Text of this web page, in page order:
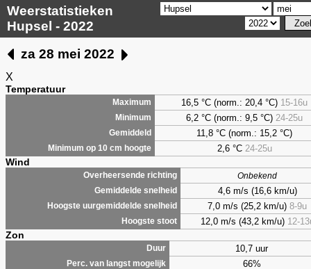
Weerstatistieken
Hupsel - 2022
za 28 mei 2022
X
Temperatuur
Maximum 16,5 °C (norm.: 20,4 °C) 15-16u
Minimum 6,2 °C (norm.: 9,5 °C) 24-25u
Gemiddeld 11,8 °C (norm.: 15,2 °C)
Minimum op 10 cm hoogte 2,6°C 24-25u
Wind
Overheersende richting
Onbekend
Gemiddelde snelheid
4,6 m/s (16,6 km/u)
Hoogste uurgemiddelde snelheid 7,0 m/s (25,2 km/u) 8-9u
Hoogste stoot 12,0 m/s (43,2 km/u) 12-
Zon
Duur 10,7 uur
Perc. van langst mogelijk 66%